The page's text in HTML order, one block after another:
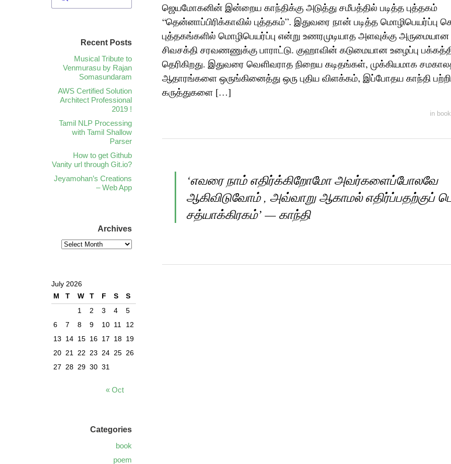
ஜெயமோகனின் இன்றைய காந்திக்கு அடுத்து சமீபத்தில் படித்த புத்தகம்
“தென்னாப்பிரிக்காவில் புத்தகம்”. இதுவரை நான் படித்த மொழிபெயர்ப்பு
புத்தகங்களில் மொழிபெயர்ப்பு என்று உணரமுடியாத அளவுக்கு
சிவசக்தி சரவணணுக்கு பாராட்டு. குஹாவின் கடுமையான உழைப்பு
தெரிகிறது. இதுவரை வெளிவராத நிறைய கடிதங்கள், முக்கியமாக
ஆதாரங்களை ஒருங்கினைத்து ஒரு புதிய விளக்கம், இப்போதய காந்தி
கருத்துகளை […]
in book
‘எவரை நாம் எதிர்க்கிறோமோ அவர்களைப்போலவே
ஆகிவிடுவோம் , அவ்வாறு ஆகாமல் எதிர்ப்பதற்குப்
சத்யாக்கிரகம்’ — காந்தி
Recent Posts
Musical Tribute to
Venmurasu by Rajan
Somasundaram
AWS Certified Solution
Architect Professional
2019 !
Tamil NLP Processing
with Tamil Shallow
Parser
How to get Github
Vanity url through Git.io?
Jeyamohan’s Creations
– Web App
Archives
July 2026
M
T W T F S
S
1
2 3 4
5
6
7 8 9 10 11
12
13
14 15 16 17 18 19
20 21 22 23 24 25 26
27 28 29 30 31
« Oct
Categories
book
poem